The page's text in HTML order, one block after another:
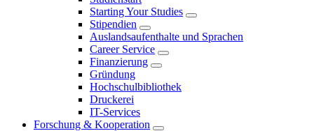
Starting Your Studies
Stipendien
Auslandsaufenthalte und Sprachen
Career Service
Finanzierung
Gründung
Hochschulbibliothek
Druckerei
IT-Services
Forschung & Kooperation